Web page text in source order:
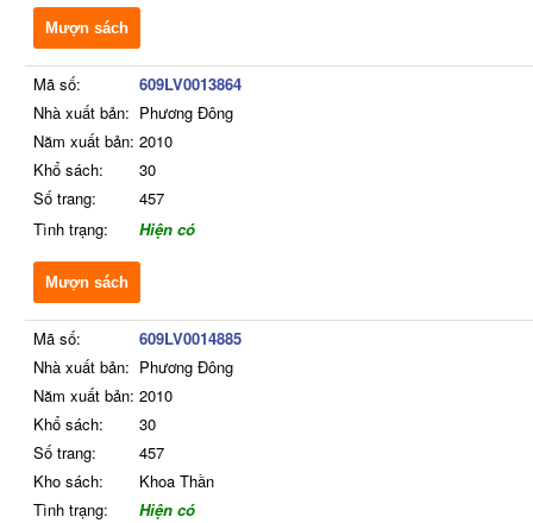
Mượn sách
Mã số:
609LV0013864
Nhà xuất bản: Phương Đông
Năm xuất bản: 2010
Khổ sách:
30
Số trang:
457
Tình trạng:
Hiện có
Mượn sách
Mã số:
609LV0014885
Nhà xuất bản: Phương Đông
Năm xuất bản: 2010
Khổ sách:
30
Số trang:
457
Kho sách:
Khoa Thần
Tình trạng:
Hiện có